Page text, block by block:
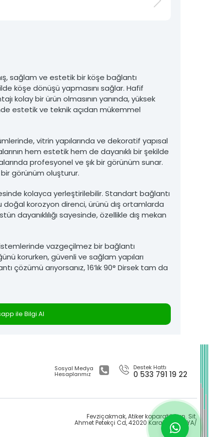
sağlam ve estetik bir köşe bağlantı
köşe dönüşü yapmasını sağlar. Hafif
kolay bir ürün olmasının yanında, yüksek
estetik ve teknik açıdan mükemmel
vitrin yapılarında ve dekoratif yapısal
hem estetik hem de dayanıklı bir şekilde
profesyonel ve şık bir görünüm sunar.
görünüm oluşturur.
kolayca yerleştirilebilir. Standart bağlantı
doğal korozyon direnci, ürünü dış ortamlarda
dayanıklılığı sayesinde, özellikle dış mekan
vazgeçilmez bir bağlantı
korurken, güvenli ve sağlam yapıları
çözümü arıyorsanız, 16’lık 90° Dirsek tam da
ile Bilgi Al
Sosyal Medya
Hesaplarımız
Destek Hattı
0 533 791 19 22
Fevziçakmak, Atiker koparatif San. Sit.
Ahmet Petekçi Cd, 42020 Karatay/KONYA/